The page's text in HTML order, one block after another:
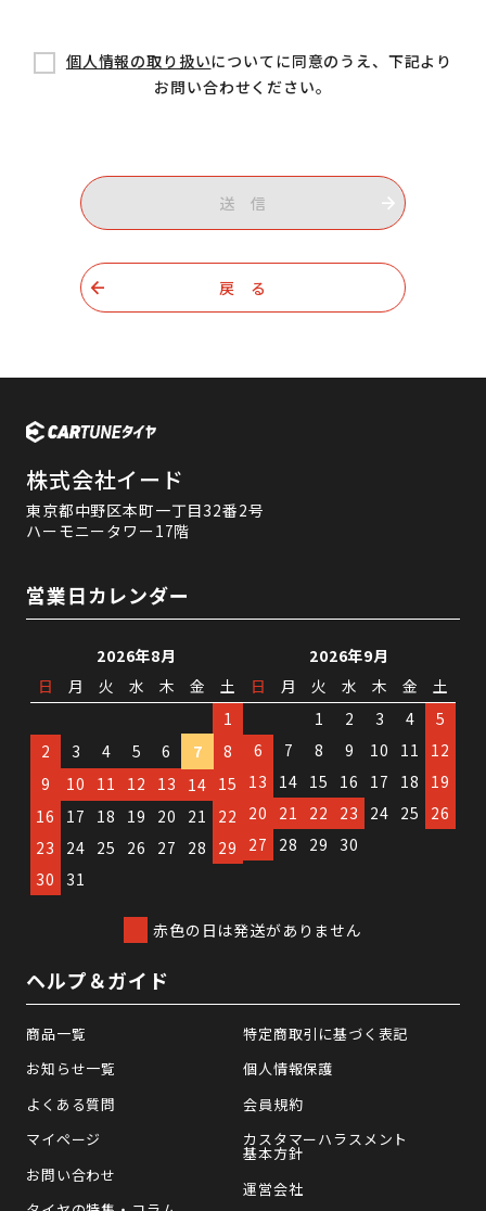
個人情報の取り扱いについてに同意のうえ、下記より
お問い合わせください。
送 信
戻 る
株式会社イード
東京都中野区本町一丁目32番2号
ハーモニータワー17階
営業日カレンダー
2026年8月
日
月 火 水 木 金
土
1
2
3 4 5 6 7
8
9
10 11 12 13 14 15
16
17 18 19 20 21
22
23
24 25 26 27 28
29
30
31
2026年9月
日
月 火 水 木 金
土
1
2 3 4
5
6
7 8 9 10 11
12
13
14 15 16 17 18
19
20
21 22 23 24 25
26
27
28 29 30
赤色の日は発送がありません
ヘルプ＆ガイド
商品一覧
お知らせ一覧
よくある質問
マイページ
お問い合わせ
特定商取引に基づく表記
個人情報保護
会員規約
カスタマーハラスメント
基本方針
運営会社